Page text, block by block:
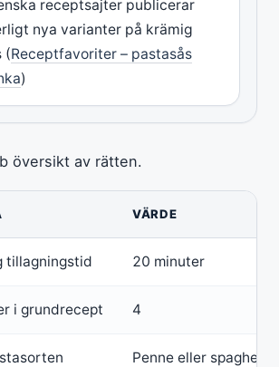
receptsajter publicerar
nya varianter på krämig
(Receptfavoriter – pastasås
)
översikt av rätten.
VÄRDE
tillagningstid 20 minuter
i grundrecept 4
Penne eller spaghetti